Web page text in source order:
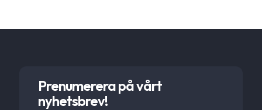
Prenumerera på vårt
nyhetsbrev!